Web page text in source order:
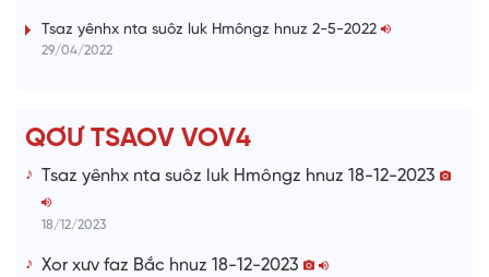
i
Tsaz yênhx nta suôz luk Hmôngz hnuz 2-5-2022
29/04/2022
QƠƯ TSAOV VOV4
Tsaz yênhx nta suôz luk Hmôngz hnuz 18-12-2023
18/12/2023
Xor xưv faz Bắc hnuz 18-12-2023